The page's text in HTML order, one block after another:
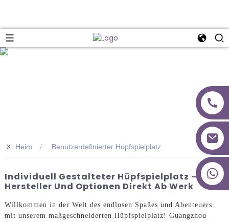
>> Heim Benutzerdefinierter Hüpfspielplatz
Individuell Gestalteter Hüpfspielplatz – Top-
Hersteller Und Optionen Direkt Ab Werk
Willkommen in der Welt des endlosen Spaßes und Abenteuers
mit unserem maßgeschneiderten Hüpfspielplatz! Guangzhou